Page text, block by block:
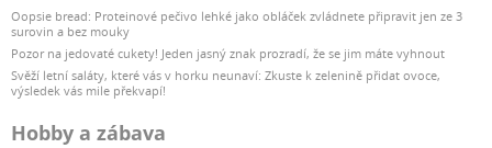
Oopsie bread: Proteinové pečivo lehké jako obláček zvládnete připravit jen ze 3
surovin a bez mouky
Pozor na jedovaté cukety! Jeden jasný znak prozradí, že se jim máte vyhnout
Svěží letní saláty, které vás v horku neunaví: Zkuste k zelenině přidat ovoce,
výsledek vás mile překvapí!
Hobby a zábava